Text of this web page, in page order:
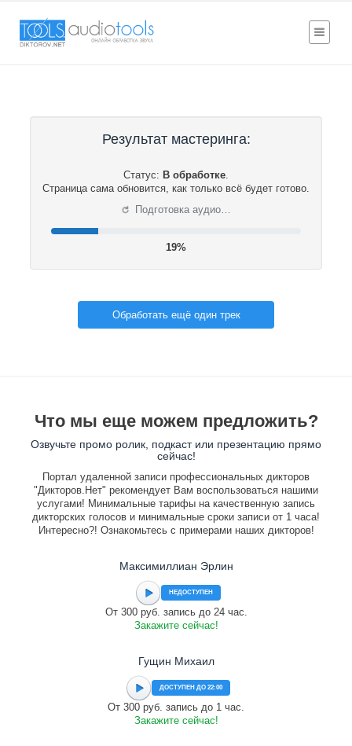
Результат мастеринга:
Статус: В обработке.
Страница сама обновится, как только всё будет готово.
⟳ Подготовка аудио…
19%
Обработать ещё один трек
Что мы еще можем предложить?
Озвучьте промо ролик, подкаст или презентацию прямо
сейчас!
Портал удаленной записи профессиональных дикторов
"Дикторов.Нет" рекомендует Вам воспользоваться нашими
услугами! Минимальные тарифы на качественную запись
дикторских голосов и минимальные сроки записи от 1 часа!
Интересно?! Ознакомьтесь с примерами наших дикторов!
Максимиллиан Эрлин
НЕДОСТУПЕН
От 300 руб. запись до 24 час.
Закажите сейчас!
Гущин Михаил
ДОСТУПЕН ДО 22:00
От 300 руб. запись до 1 час.
Закажите сейчас!